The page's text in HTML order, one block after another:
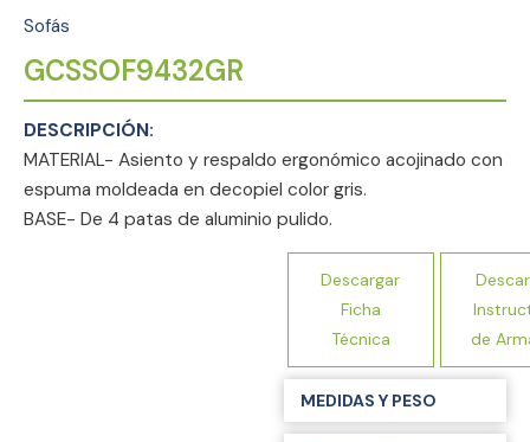
Sofás
GCSSOF9432GR
MATERIAL- Asiento y respaldo ergonómico acojinado con
espuma moldeada en decopiel color gris.
BASE- De 4 patas de aluminio pulido.
Descargar
Ficha
Técnica
de
MEDIDAS Y PESO